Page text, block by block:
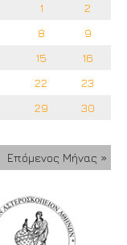
1
2
8
9
15
16
22
23
29
30
Επόμενος Μήνας »